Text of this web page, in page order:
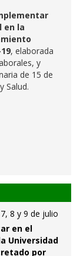
en la
, elaborada
y
de 15 de
Salud.
8 y 9 de julio
en el
Universidad
por